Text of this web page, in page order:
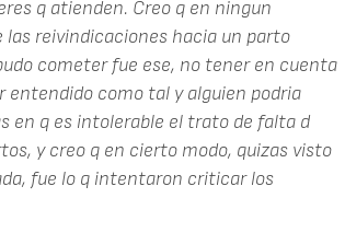
q atienden. Creo q en ningun
reivindicaciones hacia un parto
cometer fue ese, no tener en cuenta
entendido como tal y alguien podria
en q es intolerable el trato de falta d
y creo q en cierto modo, quizas visto
fue lo q intentaron criticar los